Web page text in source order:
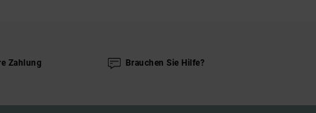
Zahlung Brauchen Sie Hilfe?